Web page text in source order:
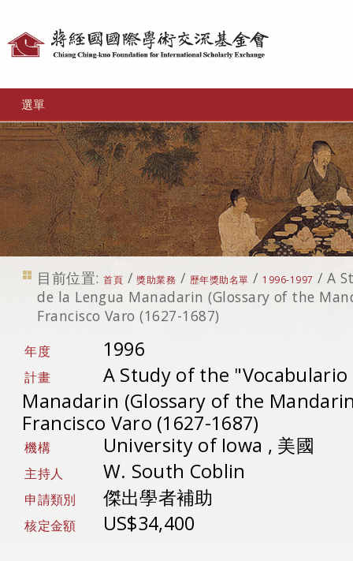
選單
目前位置: 首頁 /獎助業務 / 歷年獎助名單 / 1996-1997 / A
de la Lengua Manadarin (Glossary of the
Francisco Varo (1627-1687)
年度 1996
計畫
A Study of the "Vocabulario
Manadarin (Glossary of the
Francisco Varo (1627-1687)
機構 University of Iowa , 美國
主持人 W. South Coblin
申請類別 傑出學者補助
核定金額 US$34,400